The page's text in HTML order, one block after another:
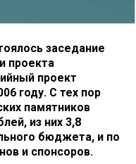
заседание
проекта
проект
году. С тех пор
памятников
из них 3,8
бюджета, и по
и спонсоров.